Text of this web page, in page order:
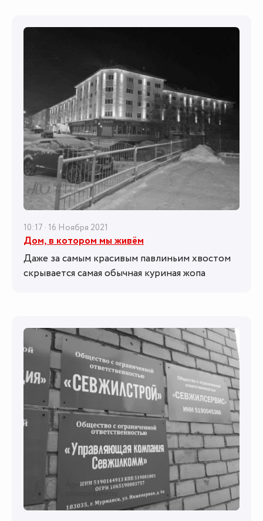
10:17 · 16 Ноября 2021
Дом, в котором мы живём
Даже за самым красивым павлиньим хвостом
скрывается самая обычная куриная жопа